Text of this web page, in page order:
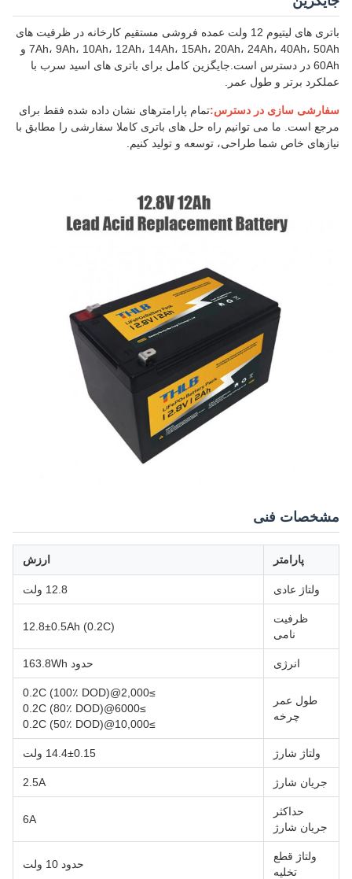
باتری های لیتیوم 12 ولت عمده فروشی مستقیم کارخانه در ظرفیت های
7Ah، 9Ah، 10Ah، 12Ah، 14Ah، 15Ah، 20Ah، 24Ah، 40Ah، 50Ah و
60Ah در دسترس است.جایگزین کامل برای باتری های اسید سرب با
عملکرد برتر و طول عمر.
سفارشی سازی در دسترس:تمام پارامترهای نشان داده شده فقط برای
مرجع است. ما می توانیم راه حل های باتری کاملا سفارشی را مطابق با
نیازهای خاص شما طراحی، توسعه و تولید کنیم.
مشخصات فنی
پارامتر ارزش
ولتاژ عادی 12.8 ولت
ظرفیت
نامی
12.8±0.5Ah (0.2C)
انرژی حدود 163.8Wh
طول عمر
چرخه
≥2,000@0.2C (100٪ DOD)
≥6000@0.2C (80٪ DOD)
≥10,000@0.2C (50٪ DOD)
ولتاژ شارژ 14.4±0.15 ولت
جریان شارژ 2.5A
حداکثر
جریان شارژ
6A
ولتاژ قطع
تخلیه
حدود 10 ولت